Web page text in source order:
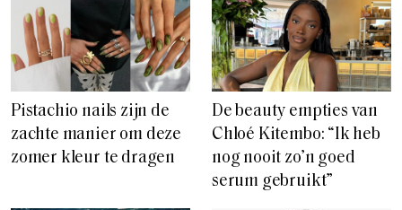
Pistachio nails zijn de
zachte manier om deze
zomer kleur te dragen
De beauty empties van
Chloé Kitembo: “Ik heb
nog nooit zo’n goed
serum gebruikt”